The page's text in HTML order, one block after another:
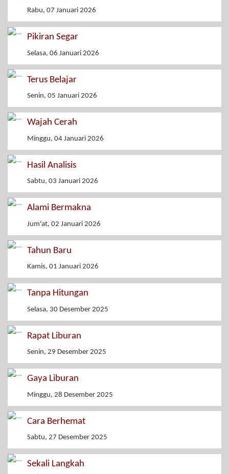
Rabu, 07 Januari 2026
Pikiran Segar
Selasa, 06 Januari 2026
Terus Belajar
Senin, 05 Januari 2026
Wajah Cerah
Minggu, 04 Januari 2026
Hasil Analisis
Sabtu, 03 Januari 2026
Alami Bermakna
Jum'at, 02 Januari 2026
Tahun Baru
Kamis, 01 Januari 2026
Tanpa Hitungan
Selasa, 30 Desember 2025
Rapat Liburan
Senin, 29 Desember 2025
Gaya Liburan
Minggu, 28 Desember 2025
Cara Berhemat
Sabtu, 27 Desember 2025
Sekali Langkah